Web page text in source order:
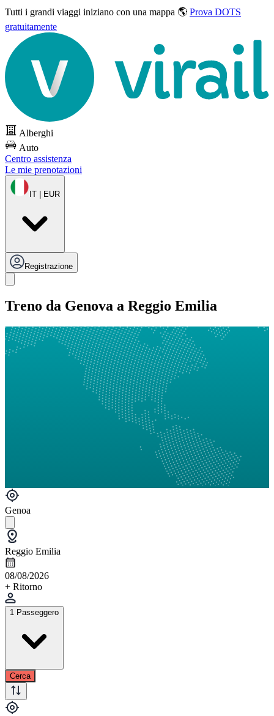
Tutti i grandi viaggi iniziano con una mappa 🌎 Prova DOTS
gratuitamente
Alberghi
Auto
Centro assistenza
Le mie prenotazioni
IT | EUR
Registrazione
Treno da Genova a Reggio Emilia
Genoa
Reggio Emilia
08/08/2026
+ Ritorno
1 Passeggero
Cerca